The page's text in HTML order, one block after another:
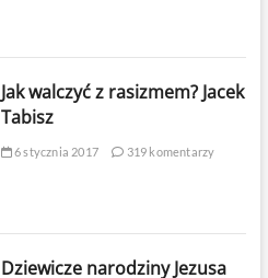
Jak walczyć z rasizmem? Jacek
Tabisz
6 stycznia 2017 319 komentarzy
Dziewicze narodziny Jezusa